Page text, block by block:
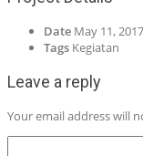
Date May 11, 2017
Tags Kegiatan
Leave a reply
Your email address will